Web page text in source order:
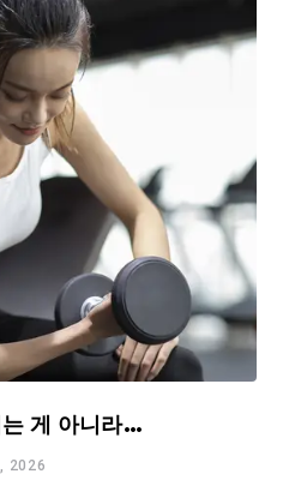
는 게 아니라…
2026